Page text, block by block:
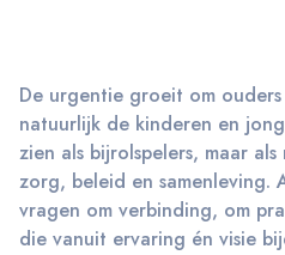
De urgentie groeit om
natuurlijk de kinderen en
zien als bijrolspelers, maar
zorg, beleid en samenleving.
vragen om verbinding, om
die vanuit ervaring én visie